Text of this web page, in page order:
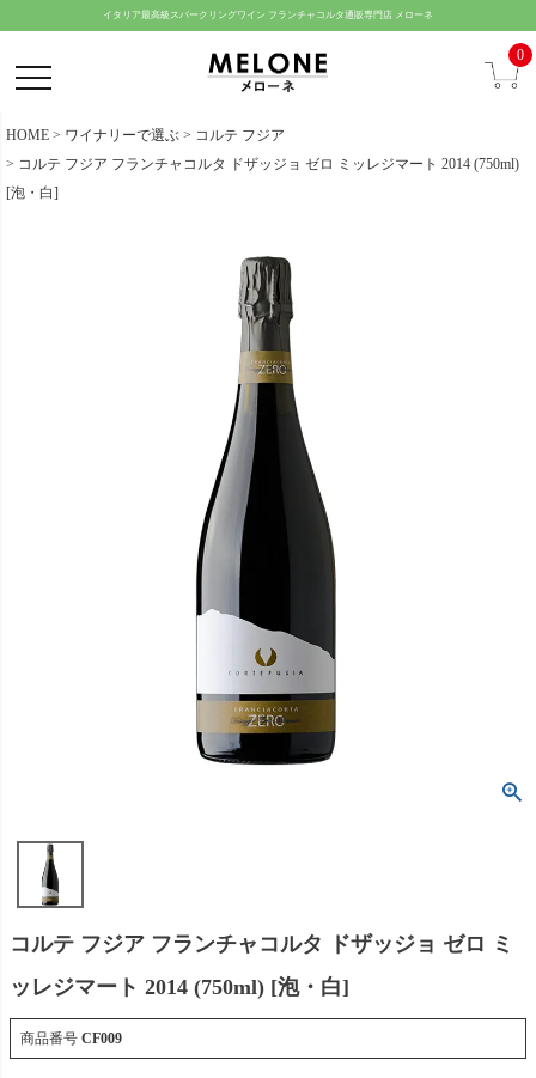
イタリア最高級スパークリングワイン フランチャコルタ通販専門店 メローネ
0
HOME ワイナリーで選ぶ
コルテ フジア
コルテ フジア フランチャコルタ ドザッジョ ゼロ ミッレジマート 2014 (750ml)
[泡・白]
コルテ フジア フランチャコルタ ドザッジョ ゼロ ミ
ッレジマート 2014 (750ml) [泡・白]
商品番号 CF009
ジト
ップ